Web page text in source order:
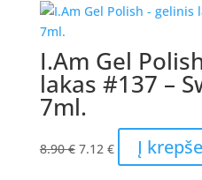
I.Am Gel
lakas #137 –
7ml.
8.90€ Original
7.12 €Current
price
Į